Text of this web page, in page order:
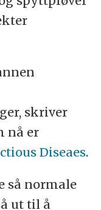
skriver
nå er
Diseaes.
så normale
ut til å